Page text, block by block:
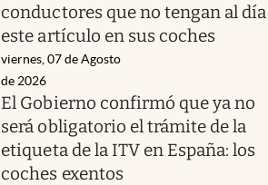
conductores que no tengan al día
este artículo en sus coches
viernes, 07 de Agosto
de 2026
El Gobierno confirmó que ya no
será obligatorio el trámite de la
etiqueta de la ITV en España: los
coches exentos